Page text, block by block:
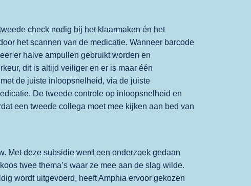
check nodig bij het klaarmaken én het
het scannen van de medicatie. Wanneer barcode
er halve ampullen gebruikt worden en
dit is altijd veiliger en er is maar één
de juiste inloopsnelheid, via de juiste
De tweede controle op inloopsnelheid en
een tweede collega moet mee kijken aan bed van
Met deze subsidie werd een onderzoek gedaan
twee thema’s waar ze mee aan de slag wilde.
wordt uitgevoerd, heeft Amphia ervoor gekozen